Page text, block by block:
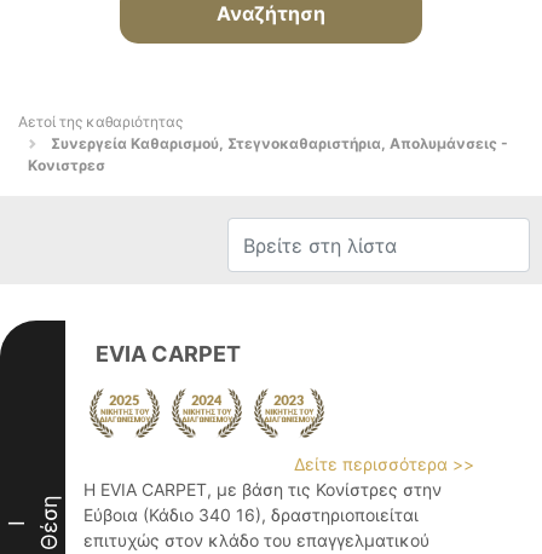
Αναζήτηση
Αετοί της καθαριότητας
Συνεργεία Καθαρισμού, Στεγνοκαθαριστήρια, Απολυμάνσεις -
Κονιστρεσ
I Θέση
EVIA CARPET
Δείτε περισσότερα >>
Η EVIA CARPET, με βάση τις Κονίστρες στην
Εύβοια (Κάδιο 340 16), δραστηριοποιείται
επιτυχώς στον κλάδο του επαγγελματικού